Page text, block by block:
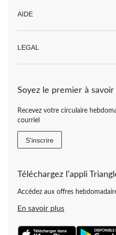
AIDE
LEGAL
Soyez le premier à savoir
Recevez votre circulaire
courriel
S'inscrire
Téléchargez l’appli
Accédez aux offres
En savoir plus